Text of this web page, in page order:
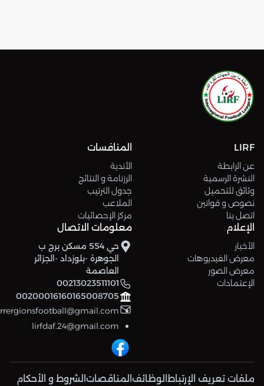
LIRF
عن الرابطة
النشرة الرسمية
وثائق للتحميل
نصوص و قوانين
اتصل بنا
المنافسات
الأندية
الرزنامة و النتائج
جدول الترتيب
الملاعب
مركز الإحصائيات
الإعلام
الأخبار
معرض الفيديوهات
معرض الصور
الإعتمادات
معلومات الاتصال
حي 554 مسكن برج ب
الجوهرة -بلوزداد -الجزائر
العاصمة
00213023511101
00200016160165008705
lirfdaf.24@gmail.com
ملفات تعريف الإرتباط الوظائف المناقصات الشروط و الأحكام